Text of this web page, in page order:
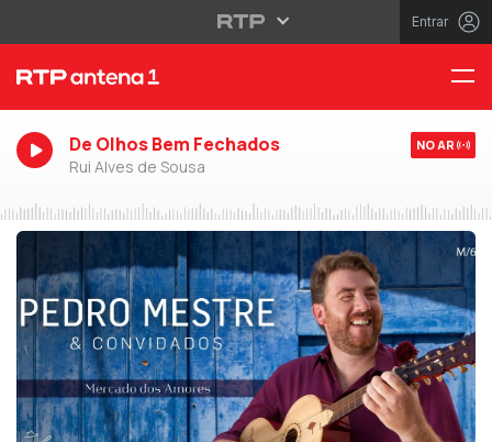
Entrar
De Olhos Bem Fechados
Rui Alves de Sousa
NO AR